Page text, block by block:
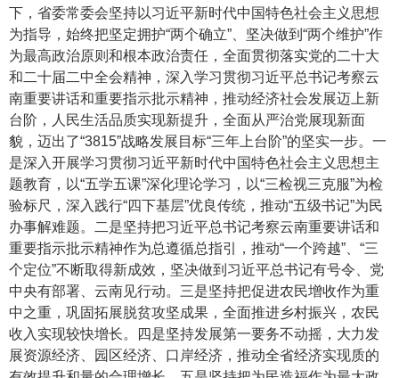
下，省委常委会坚持以习近平新时代中国特色社会主义思想
为指导，始终把坚定拥护“两个确立”、坚决做到“两个维护”作
为最高政治原则和根本政治责任，全面贯彻落实党的二十大
和二十届二中全会精神，深入学习贯彻习近平总书记考察云
南重要讲话和重要指示批示精神，推动经济社会发展迈上新
台阶，人民生活品质实现新提升，全面从严治党展现新面
貌，迈出了“3815”战略发展目标“三年上台阶”的坚实一步。一
是深入开展学习贯彻习近平新时代中国特色社会主义思想主
题教育，以“五学五课”深化理论学习，以“三检视三克服”为检
验标尺，深入践行“四下基层”优良传统，推动“五级书记”为民
办事解难题。二是坚持把习近平总书记考察云南重要讲话和
重要指示批示精神作为总遵循总指引，推动“一个跨越”、“三
个定位”不断取得新成效，坚决做到习近平总书记有号令、党
中央有部署、云南见行动。三是坚持把促进农民增收作为重
中之重，巩固拓展脱贫攻坚成果，全面推进乡村振兴，农民
收入实现较快增长。四是坚持发展第一要务不动摇，大力发
展资源经济、园区经济、口岸经济，推动全省经济实现质的